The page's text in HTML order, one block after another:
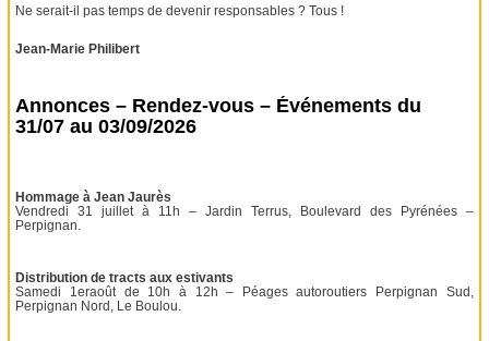
Ne serait-il pas temps de devenir responsables ? Tous !
Jean-Marie Philibert
Annonces – Rendez-vous – Événements du
31/07 au 03/09/2026
Hommage à Jean Jaurès
Vendredi 31 juillet à 11h – Jardin Terrus, Boulevard des Pyrénées –
Perpignan.
Distribution de tracts aux estivants
Samedi 1eraoût de 10h à 12h – Péages autoroutiers Perpignan Sud,
Perpignan Nord, Le Boulou.